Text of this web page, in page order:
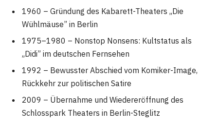
1960 – Gründung des Kabarett-Theaters „Die
Wühlmäuse” in Berlin
1975–1980 – Nonstop Nonsens: Kultstatus als
„Didi” im deutschen Fernsehen
1992 – Bewusster Abschied vom Komiker-Image,
Rückkehr zur politischen Satire
2009 – Übernahme und Wiedereröffnung des
Schlosspark Theaters in Berlin-Steglitz